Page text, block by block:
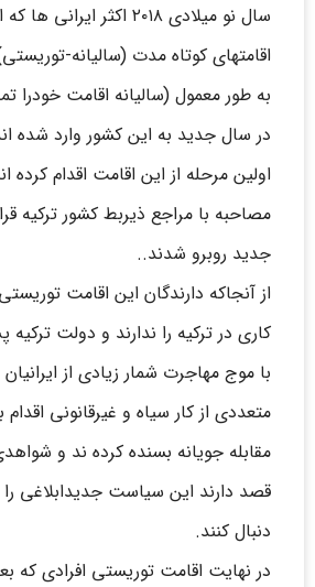
سال نو میلادی ۲۰۱۸ اکثر
اقامتهای کوتاه مدت (سالیانه-
به طور معمول (سالیانه اقامت خودرا
در سال جدید به این کشور وارد شده
اولین مرحله از این اقامت اقدام کرده
مصاحبه با مراجع ذیربط کشور ترکیه
جدید روبرو شدند..
از آنجاکه دارندگان این اقامت
کاری در ترکیه را ندارند و دولت
با موج مهاجرت شمار زیادی از
متعددی از کار سیاه و غیرقانونی
مقابله جویانه بسنده کرده ند و
قصد دارند این سیاست جدیدابلاغی
دنبال کنند.
در نهایت اقامت توریستی افرادی که